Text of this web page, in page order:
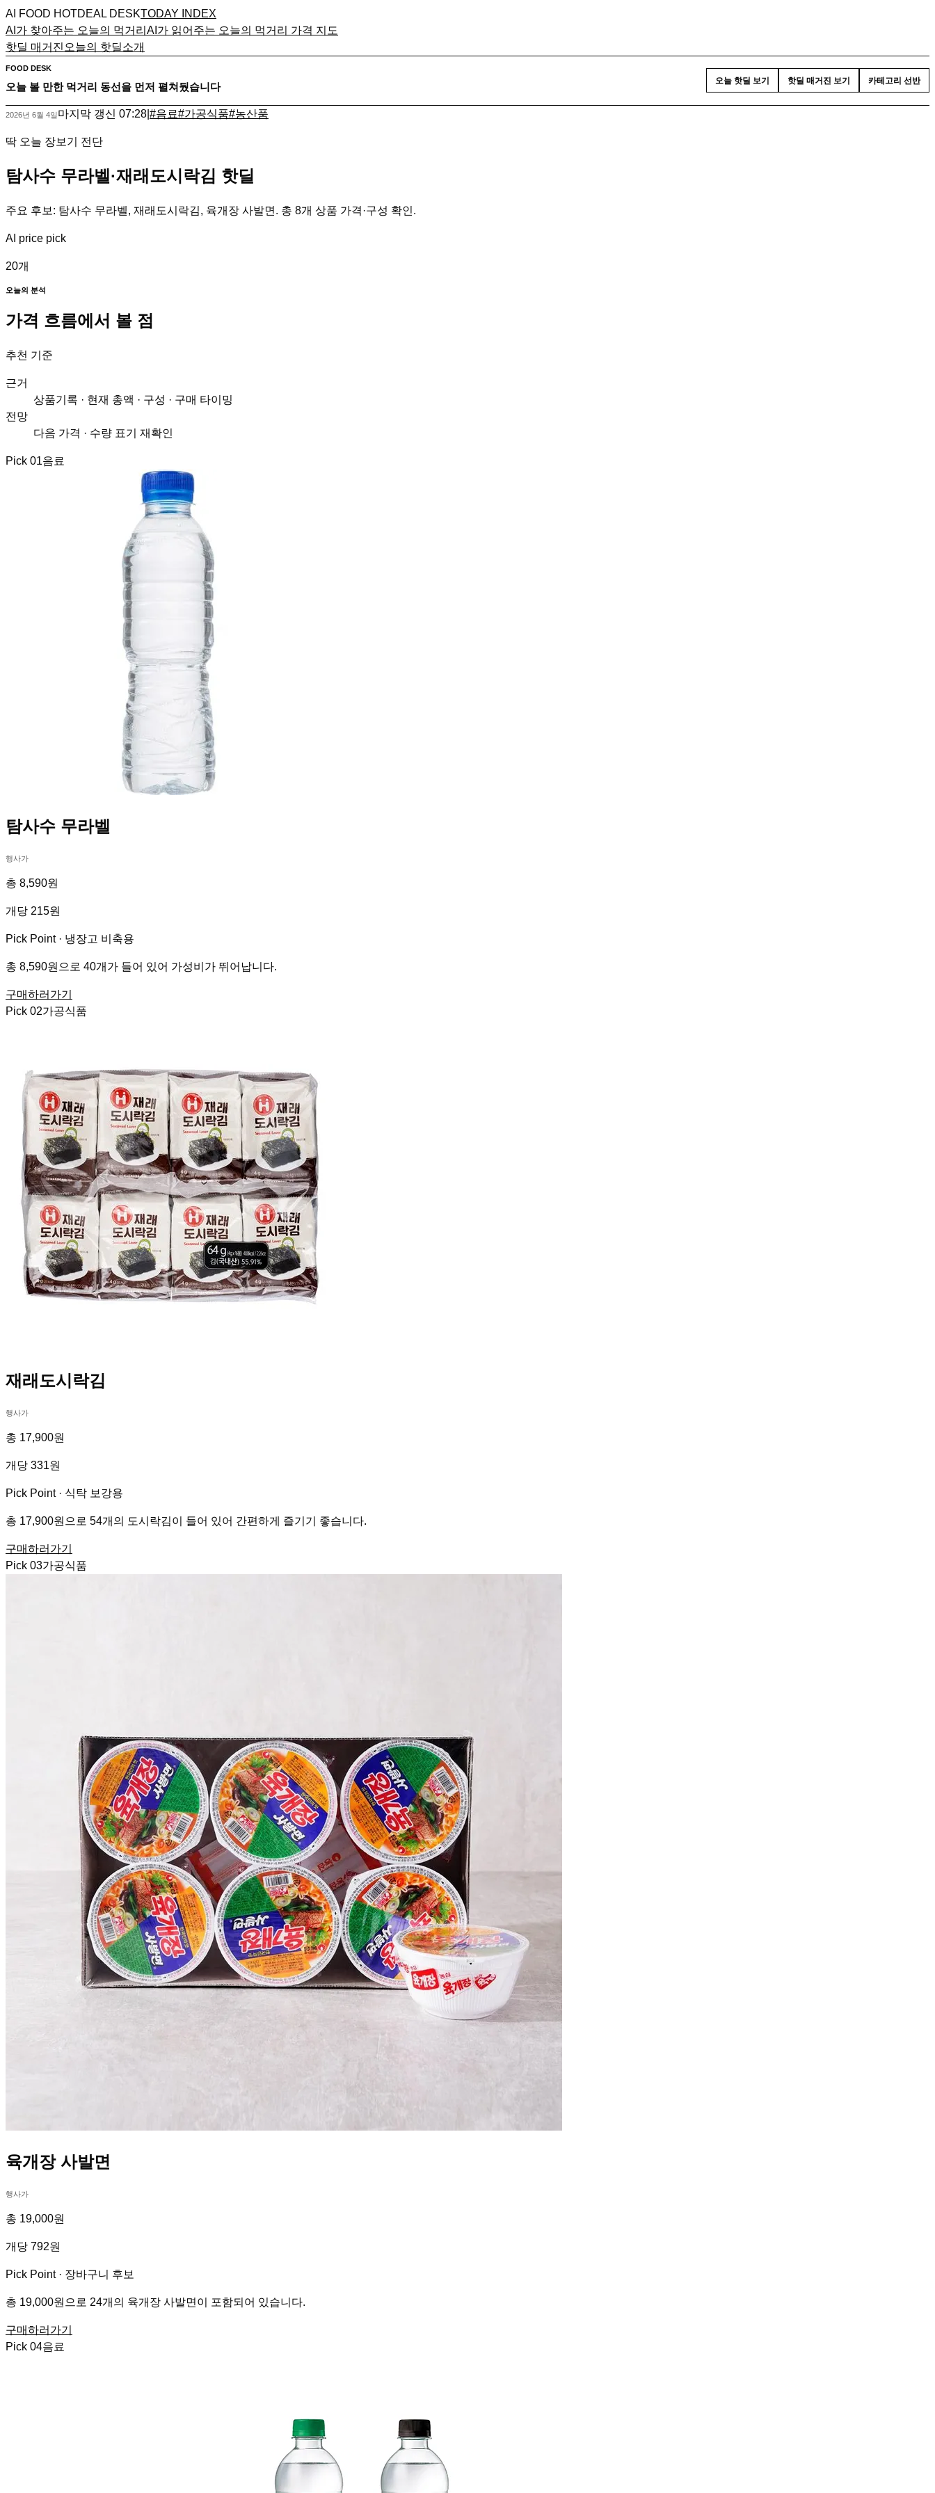
AI FOOD HOTDEAL DESKTODAY INDEX
AI가 찾아주는 오늘의 먹거리 AI가 읽어주는 오늘의 먹거리 가격 지도
핫딜 매거진 오늘의 핫딜소개
FOOD DESK
오늘 볼 만한 먹거리 동선을 먼저 펼쳐뒀습니다
오늘 핫딜 보기 핫딜 매거진 보기 카테고리 선반
2026년 6월 4일마지막 갱신 07:28 #음료#가공식품#농산품
딱 오늘 장보기 전단
탐사수 무라벨·재래도시락김 핫딜
주요 후보: 탐사수 무라벨, 재래도시락김, 육개장 사발면. 총 8개 상품 가격·구성 확인.
AI price pick
20개
오늘의 분석
가격 흐름에서 볼 점
추천 기준
근거
상품기록 · 현재 총액 · 구성 · 구매 타이밍
전망
다음 가격 · 수량 표기 재확인
Pick 01음료
탐사수 무라벨
행사가
총 8,590원
개당 215원
Pick Point · 냉장고 비축용
총 8,590원으로 40개가 들어 있어 가성비가 뛰어납니다.
구매하러가기
Pick 02가공식품
재래도시락김
행사가
총 17,900원
개당 331원
Pick Point · 식탁 보강용
총 17,900원으로 54개의 도시락김이 들어 있어 간편하게 즐기기 좋습니다.
구매하러가기
Pick 03가공식품
육개장 사발면
행사가
총 19,000원
개당 792원
Pick Point · 장바구니 후보
총 19,000원으로 24개의 육개장 사발면이 포함되어 있습니다.
구매하러가기
Pick 04음료